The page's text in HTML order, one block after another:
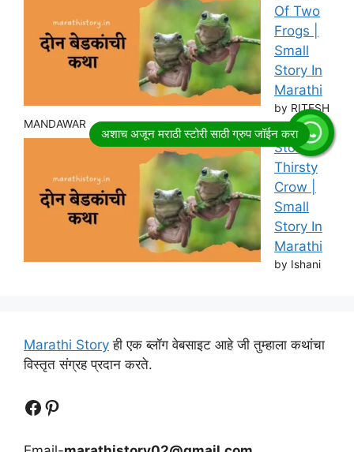
Of Two
Frogs |
Small
Story In
Marathi
by RITESH
MANDAWAR
Story of
Thirsty
Crow |
Small
Story In
Marathi
by Ishani
Marathi Story ही एक ब्लॉग वेबसाइट आहे जी तुम्हाला कथांचा
विस्तृत संग्रह प्रदान करते.
Follow UsFollow us